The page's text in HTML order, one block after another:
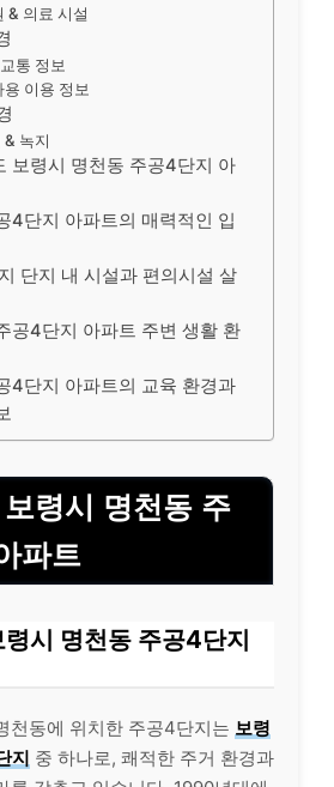
& 의료 시설
통 정보
용 이용 정보
& 녹지
보령시 명천동 주공4단지 아
4단지 아파트의 매력적인 입
단지 내 시설과 편의시설 살
공4단지 아파트 주변 생활 환
4단지 아파트의 교육 환경과
령시 명천동 주
파트
시 명천동 주공4단지
천동에 위치한 주공4단지는 보령
지 중 하나로, 쾌적한 주거 환경과